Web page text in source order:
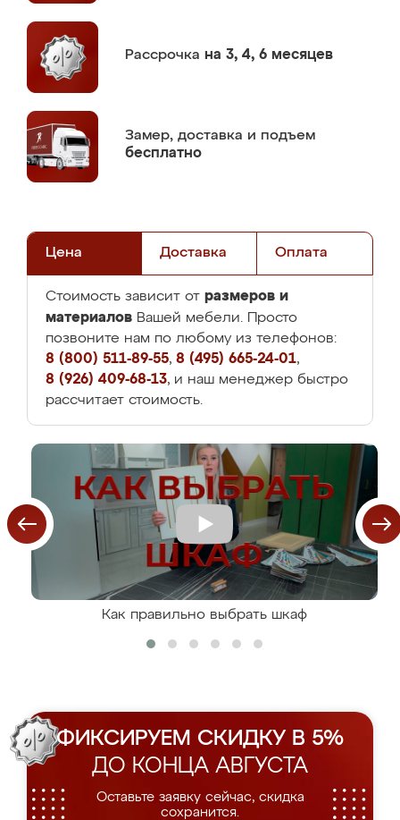
Рассрочка на 3, 4, 6 месяцев
Замер, доставка и подъем
бесплатно
Цена Доставка Оплата
Стоимость зависит от размеров и
материалов Вашей мебели. Просто
позвоните нам по любому из телефонов:
8 (800) 511-89-55, 8 (495) 665-24-01,
8 (926) 409-68-13, и наш менеджер быстро
рассчитает стоимость.
Как правильно выбрать шкаф
ФИКСИРУЕМ СКИДКУ В 5%
ДО КОНЦА АВГУСТА
Оставьте заявку сейчас, скидка
сохранится.